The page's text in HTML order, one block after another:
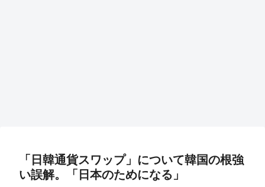
「日韓通貨スワップ」について韓国の根強
い誤解。「日本のためになる」